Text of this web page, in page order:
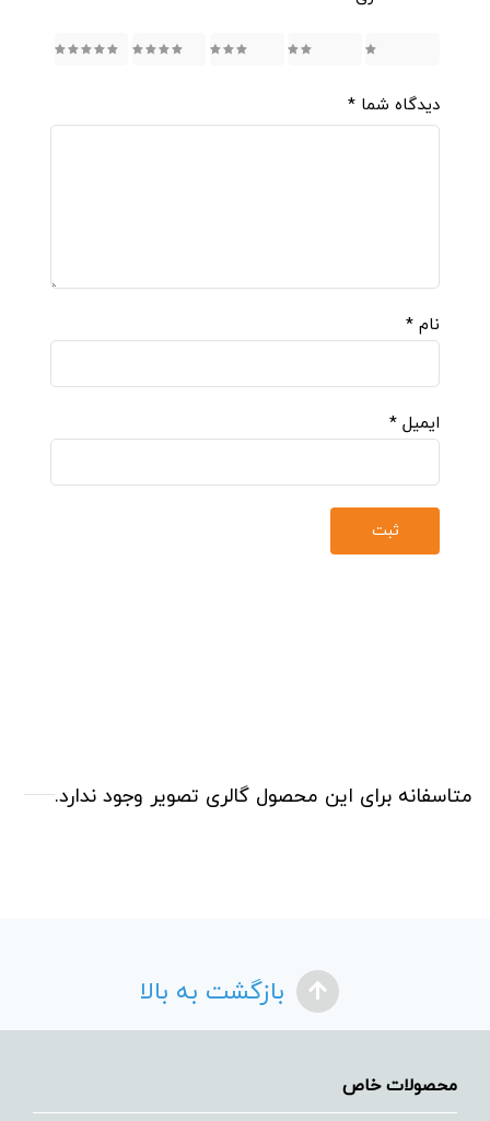
5
دیدگاه شما *
نام *
ایمیل *
متاسفانه برای این محصول گالری تصویر وجود ندارد.
بازگشت به بالا
محصولات خاص